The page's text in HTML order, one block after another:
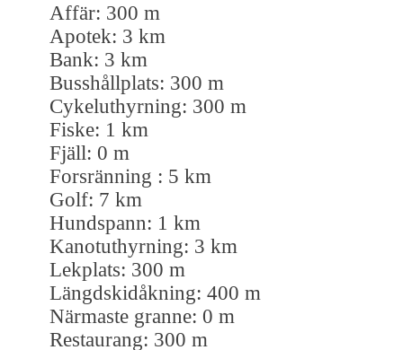
Affär: 300 m
Apotek: 3 km
Bank: 3 km
Busshållplats: 300 m
Cykeluthyrning: 300 m
Fiske: 1 km
Fjäll: 0 m
Forsränning : 5 km
Golf: 7 km
Hundspann: 1 km
Kanotuthyrning: 3 km
Lekplats: 300 m
Längdskidåkning: 400 m
Närmaste granne: 0 m
Restaurang: 300 m